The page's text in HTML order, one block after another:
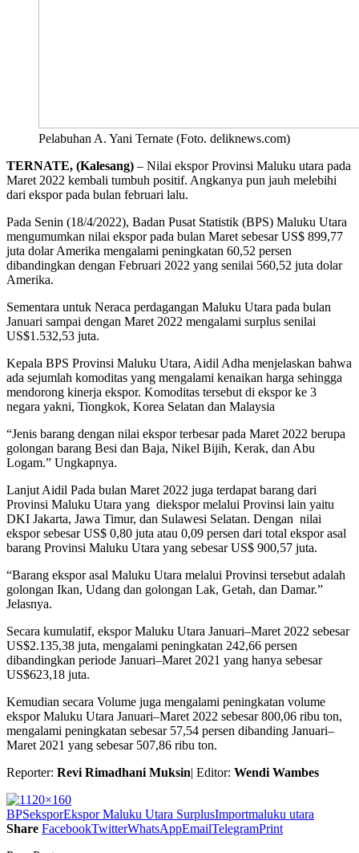
Pelabuhan A. Yani Ternate (Foto. deliknews.com)
TERNATE, (Kalesang) – Nilai ekspor Provinsi Maluku utara pada
Maret 2022 kembali tumbuh positif. Angkanya pun jauh melebihi
dari ekspor pada bulan februari lalu.
Pada Senin (18/4/2022), Badan Pusat Statistik (BPS) Maluku Utara
mengumumkan nilai ekspor pada bulan Maret sebesar US$ 899,77
juta dolar Amerika mengalami peningkatan 60,52 persen
dibandingkan dengan Februari 2022 yang senilai 560,52 juta dolar
Amerika.
Sementara untuk Neraca perdagangan Maluku Utara pada bulan
Januari sampai dengan Maret 2022 mengalami surplus senilai
US$1.532,53 juta.
Kepala BPS Provinsi Maluku Utara, Aidil Adha menjelaskan bahwa
ada sejumlah komoditas yang mengalami kenaikan harga sehingga
mendorong kinerja ekspor. Komoditas tersebut di ekspor ke 3
negara yakni, Tiongkok, Korea Selatan dan Malaysia
“Jenis barang dengan nilai ekspor terbesar pada Maret 2022 berupa
golongan barang Besi dan Baja, Nikel Bijih, Kerak, dan Abu
Logam.” Ungkapnya.
Lanjut Aidil Pada bulan Maret 2022 juga terdapat barang dari
Provinsi Maluku Utara yang diekspor melalui Provinsi lain yaitu
DKI Jakarta, Jawa Timur, dan Sulawesi Selatan. Dengan nilai
ekspor sebesar US$ 0,80 juta atau 0,09 persen dari total ekspor asal
barang Provinsi Maluku Utara yang sebesar US$ 900,57 juta.
“Barang ekspor asal Maluku Utara melalui Provinsi tersebut adalah
golongan Ikan, Udang dan golongan Lak, Getah, dan Damar.”
Jelasnya.
Secara kumulatif, ekspor Maluku Utara Januari–Maret 2022 sebesar
US$2.135,38 juta, mengalami peningkatan 242,66 persen
dibandingkan periode Januari–Maret 2021 yang hanya sebesar
US$623,18 juta.
Kemudian secara Volume juga mengalami peningkatan volume
ekspor Maluku Utara Januari–Maret 2022 sebesar 800,06 ribu ton,
mengalami peningkatan sebesar 57,54 persen dibanding Januari–
Maret 2021 yang sebesar 507,86 ribu ton.
Reporter: Revi Rimadhani Muksin| Editor: Wendi Wambes
BPSeksporEkspor Maluku Utara SurplusImportmaluku utara
Share FacebookTwitterWhatsAppEmailTelegramPrint